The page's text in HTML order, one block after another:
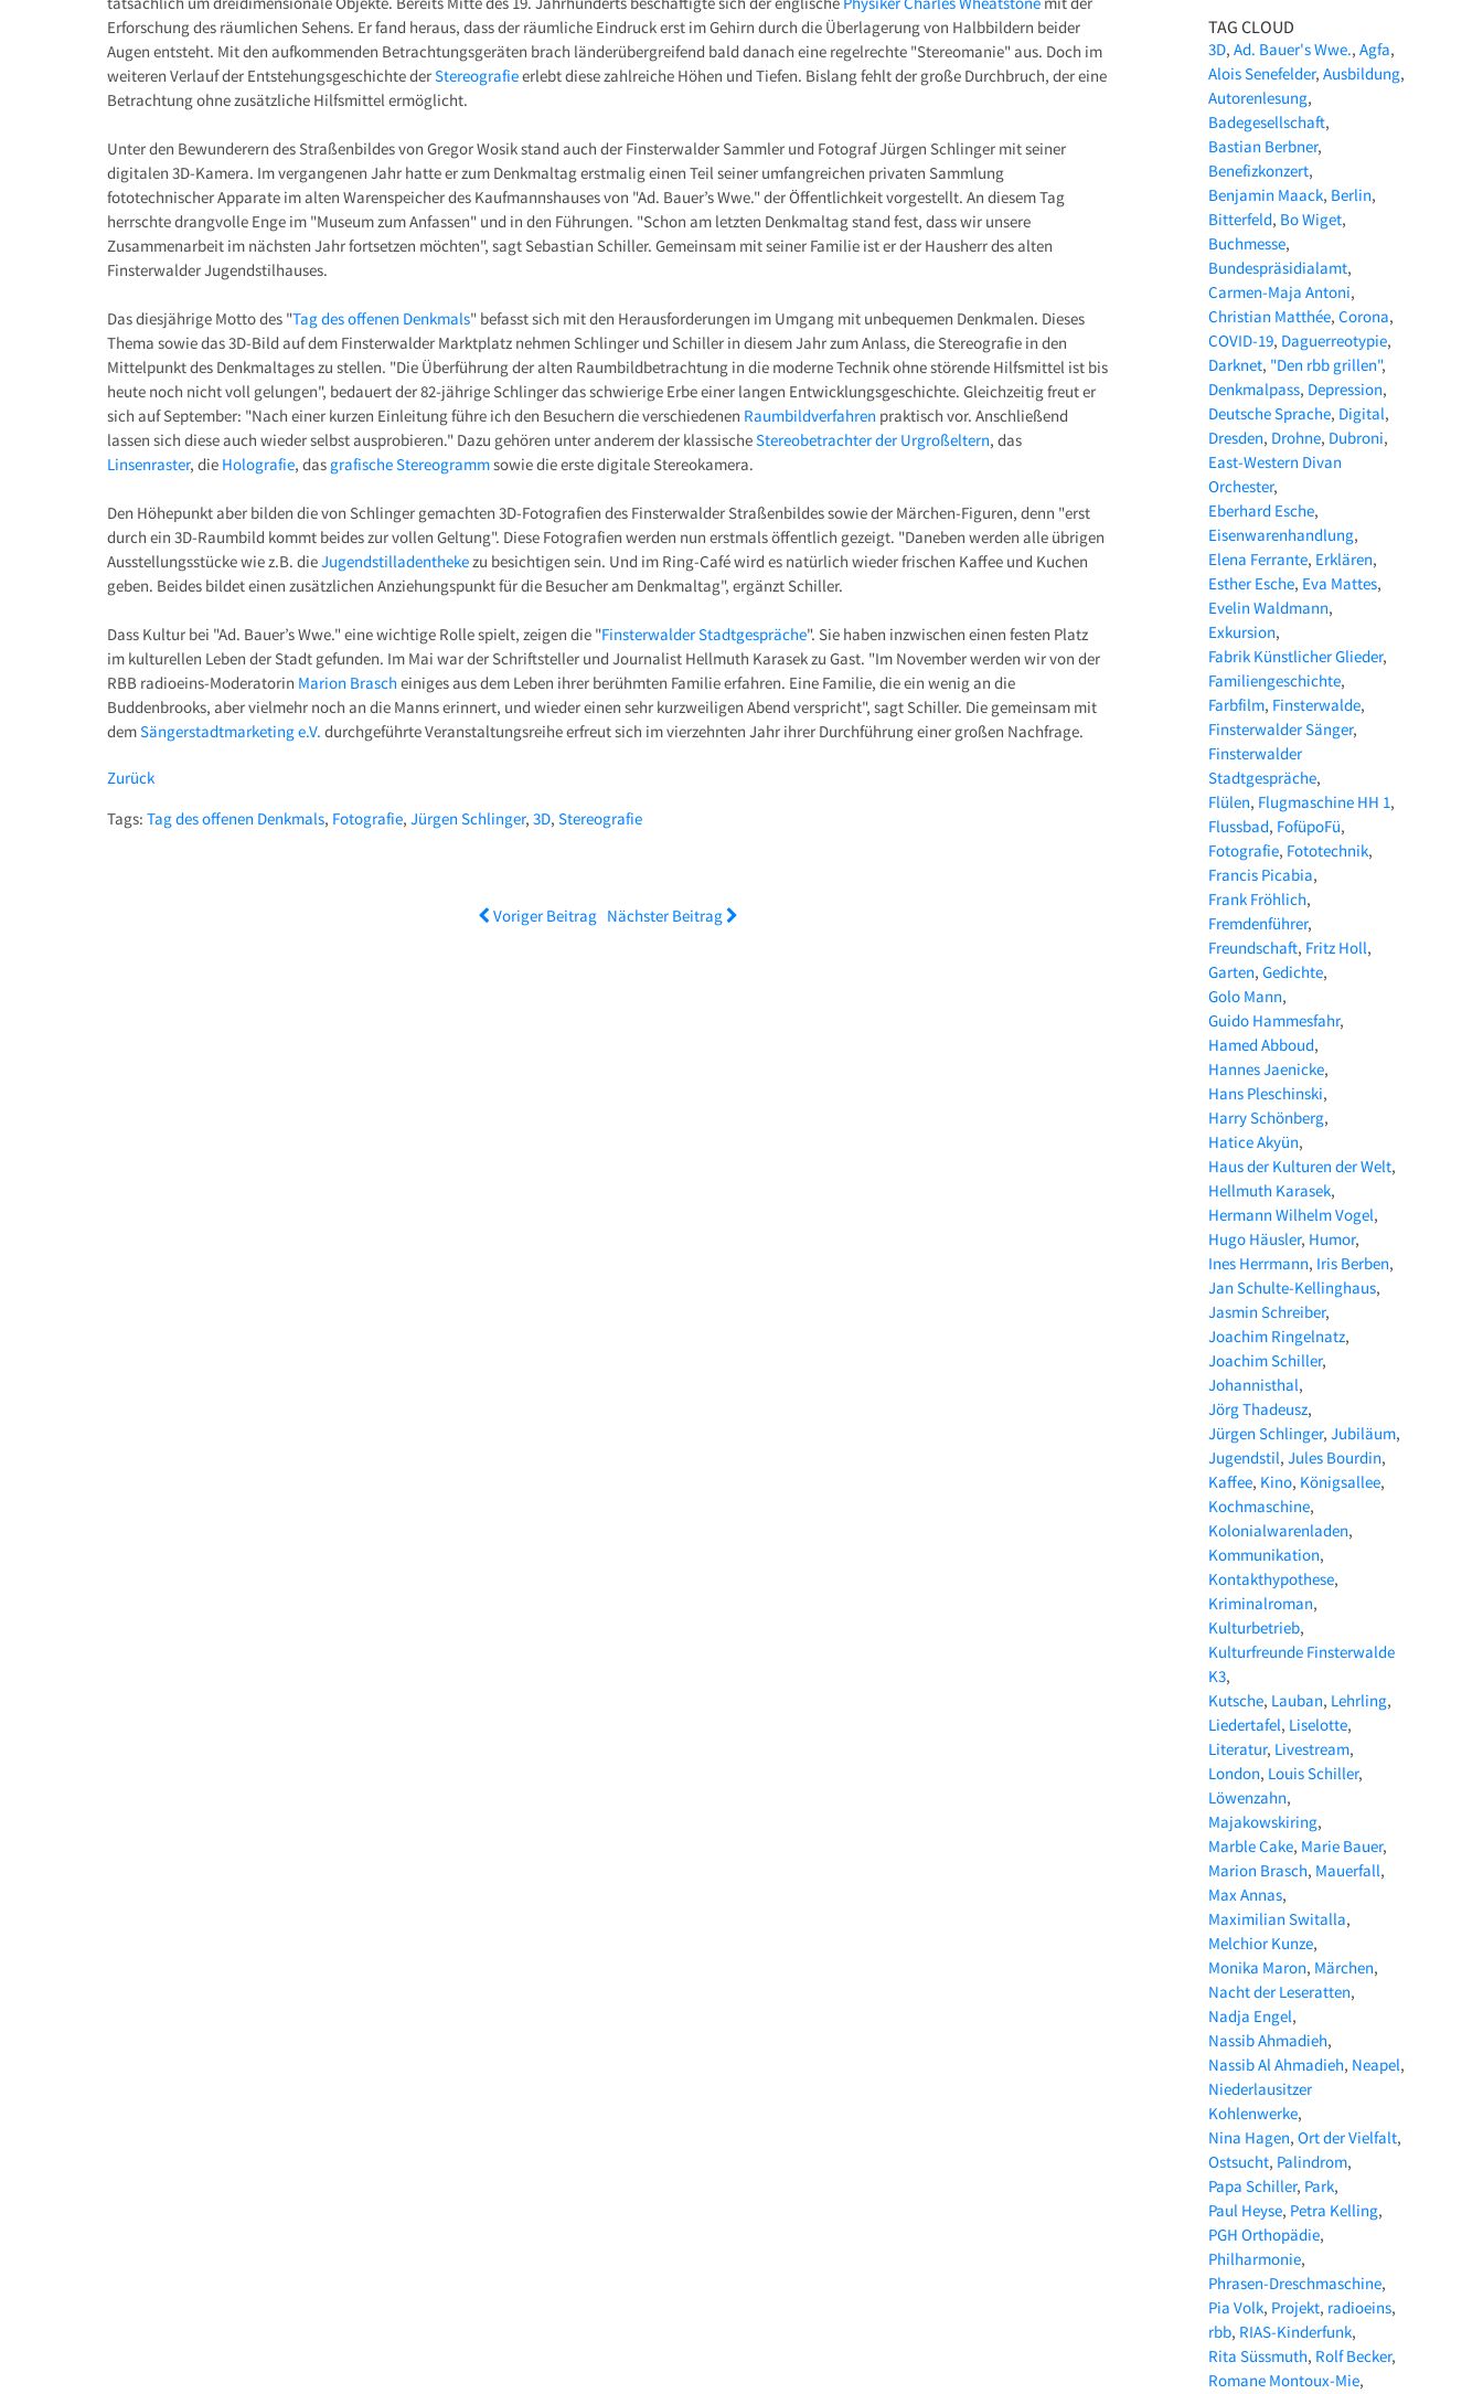
Erforschung des räumlichen Sehens. Er fand heraus, dass der räumliche Eindruck erst im Gehirn durch die Überlagerung von Halbbildern beider
Augen entsteht. Mit den aufkommenden Betrachtungsgeräten brach länderübergreifend bald danach eine regelrechte "Stereomanie" aus. Doch im
weiteren Verlauf der Entstehungsgeschichte derStereografieerlebt diese zahlreiche Höhen und Tiefen. Bislang fehlt der große Durchbruch, der eine
Betrachtung ohne zusätzliche Hilfsmittel ermöglicht.
Unter den Bewunderern des Straßenbildes von Gregor Wosik stand auch der Finsterwalder Sammler und Fotograf Jürgen Schlinger mit seiner
digitalen 3D-Kamera. Im vergangenen Jahr hatte er zum Denkmaltag erstmalig einen Teil seiner umfangreichen privaten Sammlung
fototechnischer Apparate im alten Warenspeicher des Kaufmannshauses von "Ad. Bauer’s Wwe." der Öffentlichkeit vorgestellt. An diesem Tag
herrschte drangvolle Enge im "Museum zum Anfassen" und in den Führungen. "Schon am letzten Denkmaltag stand fest, dass wir unsere
Zusammenarbeit im nächsten Jahr fortsetzen möchten", sagt Sebastian Schiller. Gemeinsam mit seiner Familie ist er der Hausherr des alten
Finsterwalder Jugendstilhauses.
Das diesjährige Motto des "Tag des offenen Denkmals" befasst sich mit den Herausforderungen im Umgang mit unbequemen Denkmalen. Dieses
Thema sowie das 3D-Bild auf dem Finsterwalder Marktplatz nehmen Schlinger und Schiller in diesem Jahr zum Anlass, die Stereografie in den
Mittelpunkt des Denkmaltages zu stellen. "Die Überführung der alten Raumbildbetrachtung in die moderne Technik ohne störende Hilfsmittel ist bis
heute noch nicht voll gelungen", bedauert der 82-jährige Schlinger das schwierige Erbe einer langen Entwicklungsgeschichte. Gleichzeitig freut er
sich auf September: "Nach einer kurzen Einleitung führe ich den Besuchern die verschiedenen Raumbildverfahren praktisch vor. Anschließend
lassen sich diese auch wieder selbst ausprobieren." Dazu gehören unter anderem der klassischeStereobetrachter der Urgroßeltern, das
Linsenraster, die Holografie, das grafische Stereogrammsowie die erste digitale Stereokamera.
Den Höhepunkt aber bilden die von Schlinger gemachten 3D-Fotografien des Finsterwalder Straßenbildes sowie der Märchen-Figuren, denn "erst
durch ein 3D-Raumbild kommt beides zur vollen Geltung". Diese Fotografien werden nun erstmals öffentlich gezeigt. "Daneben werden alle übrigen
Ausstellungsstücke wie z.B. dieJugendstilladentheke zu besichtigen sein. Und im Ring-Café wird es natürlich wieder frischen Kaffee und Kuchen
geben. Beides bildet einen zusätzlichen Anziehungspunkt für die Besucher am Denkmaltag", ergänzt Schiller.
Dass Kultur bei "Ad. Bauer’s Wwe." eine wichtige Rolle spielt, zeigen die "Finsterwalder Stadtgespräche". Sie haben inzwischen einen festen Platz
im kulturellen Leben der Stadt gefunden. Im Mai war der Schriftsteller und Journalist Hellmuth Karasek zu Gast. "Im November werden wir von der
RBB radioeins-Moderatorin Marion Brascheiniges aus dem Leben ihrer berühmten Familie erfahren. Eine Familie, die ein wenig an die
Buddenbrooks, aber vielmehr noch an die Manns erinnert, und wieder einen sehr kurzweiligen Abend verspricht", sagt Schiller. Die gemeinsam mit
demSängerstadtmarketing e.V. durchgeführte Veranstaltungsreihe erfreut sich im vierzehnten Jahr ihrer Durchführung einer großen Nachfrage.
Zurück
Tags:Tag des offenen Denkmals, Fotografie,Jürgen Schlinger,3D,Stereografie
Voriger Beitrag Nächster Beitrag
TAG CLOUD
3D Ad. Bauer's Wwe. Agfa
Alois Senefelder Ausbildung
Autorenlesung
Badegesellschaft
Bastian Berbner
Benefizkonzert
Benjamin Maack Berlin
Bitterfeld Bo Wiget
Buchmesse
Bundespräsidialamt
Carmen-Maja Antoni
Christian Matthée Corona
COVID-19 Daguerreotypie
Darknet "Den rbb grillen"
Denkmalpass Depression
Deutsche Sprache Digital
Dresden Drohne Dubroni
East-Western Divan
Orchester
Eberhard Esche
Eisenwarenhandlung
Elena Ferrante Erklären
Esther Esche Eva Mattes
Evelin Waldmann
Exkursion
Fabrik Künstlicher Glieder
Familiengeschichte
Farbfilm Finsterwalde
Finsterwalder Sänger
Finsterwalder
Stadtgespräche
Flülen Flugmaschine HH 1
Flussbad FofüpoFü
Fotografie Fototechnik
Francis Picabia
Frank Fröhlich
Fremdenführer
Freundschaft Fritz Holl
Garten Gedichte
Golo Mann
Guido Hammesfahr
Hamed Abboud
Hannes Jaenicke
Hans Pleschinski
Harry Schönberg
Hatice Akyün
Haus der Kulturen der Welt
Hellmuth Karasek
Hermann Wilhelm Vogel
Hugo Häusler Humor
Ines Herrmann Iris Berben
Jan Schulte-Kellinghaus
Jasmin Schreiber
Joachim Ringelnatz
Joachim Schiller
Johannisthal
Jörg Thadeusz
Jürgen Schlinger Jubiläum
Jugendstil Jules Bourdin
Kaffee Kino Königsallee
Kochmaschine
Kolonialwarenladen
Kommunikation
Kontakthypothese
Kriminalroman
Kulturbetrieb
Kulturfreunde Finsterwalde
K3
Kutsche Lauban Lehrling
Liedertafel Liselotte
Literatur Livestream
London Louis Schiller
Löwenzahn
Majakowskiring
Marble Cake Marie Bauer
Marion Brasch Mauerfall
Max Annas
Maximilian Switalla
Melchior Kunze
Monika Maron Märchen
Nacht der Leseratten
Nadja Engel
Nassib Ahmadieh
Nassib Al Ahmadieh Neapel
Niederlausitzer
Kohlenwerke
Nina Hagen Ort der Vielfalt
Ostsucht Palindrom
Papa Schiller Park
Paul Heyse Petra Kelling
PGH Orthopädie
Philharmonie
Phrasen-Dreschmaschine
Pia Volk Projekt radioeins
rbb RIAS-Kinderfunk
Rita Süssmuth Rolf Becker
Romane Montoux-Mie